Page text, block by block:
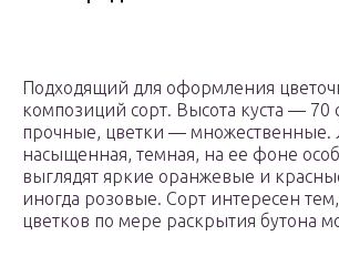
Подходящий для оформления
композиций сорт. Высота куста — 70
прочные, цветки — множественные.
насыщенная, темная, на ее фоне
выглядят яркие оранжевые и
иногда розовые. Сорт интересен тем,
цветков по мере раскрытия бутона